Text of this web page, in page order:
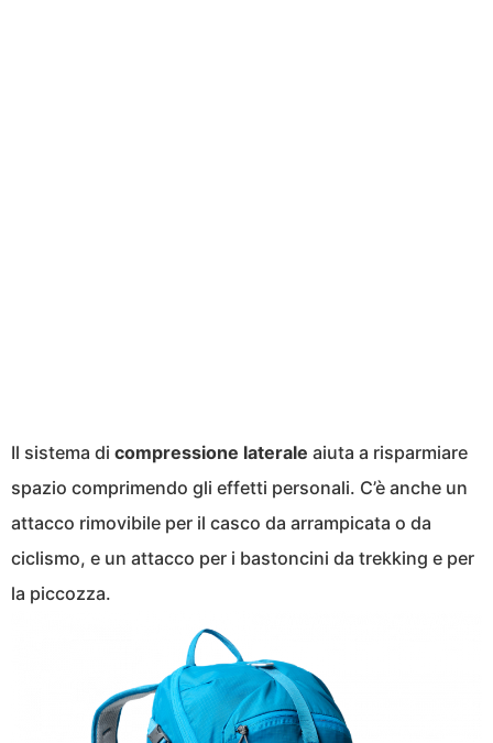
Il sistema di compressione laterale aiuta a risparmiare
spazio comprimendo gli effetti personali. C’è anche un
attacco rimovibile per il casco da arrampicata o da
ciclismo, e un attacco per i bastoncini da trekking e per
la piccozza.